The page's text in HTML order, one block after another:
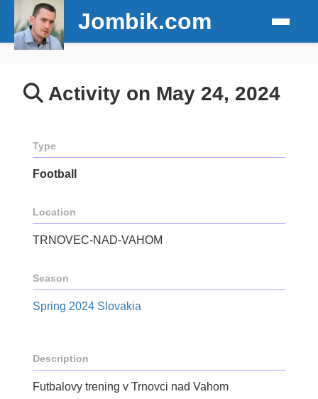
Jombik.com
Activity on May 24, 2024
Type
Football
Location
TRNOVEC-NAD-VAHOM
Season
Spring 2024 Slovakia
Description
Futbalovy trening v Trnovci nad Vahom